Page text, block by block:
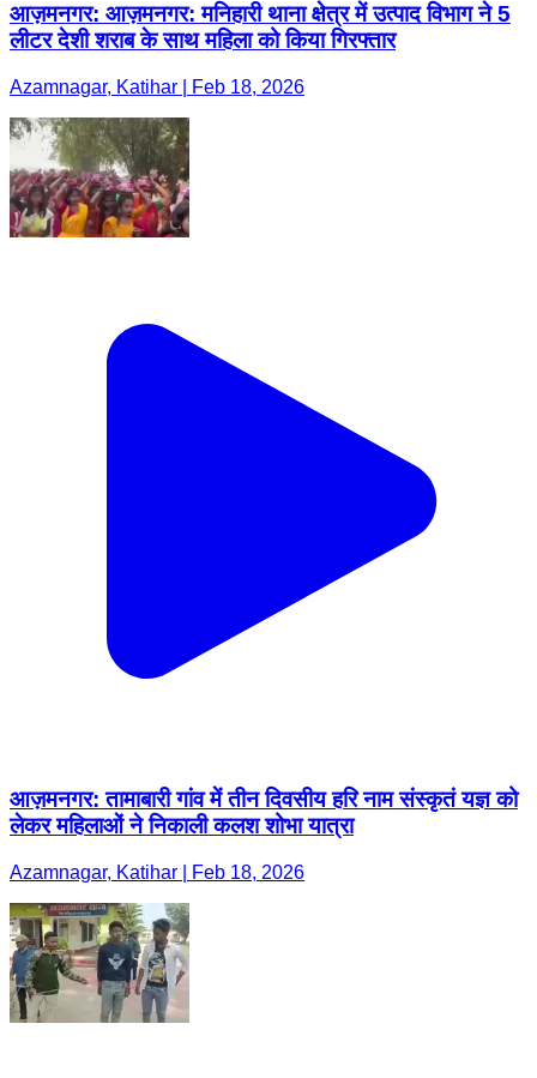
आज़मनगर: आज़मनगर: मनिहारी थाना क्षेत्र में उत्पाद विभाग ने 5
लीटर देशी शराब के साथ महिला को किया गिरफ्तार
Azamnagar, Katihar | Feb 18, 2026
आज़मनगर: तामाबारी गांव में तीन दिवसीय हरि नाम संस्कृतं यज्ञ को
लेकर महिलाओं ने निकाली कलश शोभा यात्रा
Azamnagar, Katihar | Feb 18, 2026